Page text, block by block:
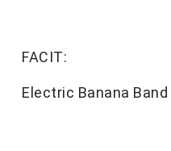
FACIT:
Electric Banana Band